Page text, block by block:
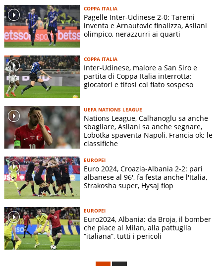
COPPA ITALIA
Pagelle Inter-Udinese 2-0: Taremi
inventa e Arnautovic finalizza, Asllani
olimpico, nerazzurri ai quarti
COPPA ITALIA
Inter-Udinese, malore a San Siro e
partita di Coppa Italia interrotta:
giocatori e tifosi col fiato sospeso
UEFA NATIONS LEAGUE
Nations League, Calhanoglu sa anche
sbagliare, Asllani sa anche segnare,
Lobotka spaventa Napoli, Francia ok: le
classifiche
EUROPEI
Euro 2024, Croazia-Albania 2-2: pari
albanese al 96', fa festa anche l'Italia,
Strakosha super, Hysaj flop
EUROPEI
Euro2024, Albania: da Broja, il bomber
che piace al Milan, alla pattuglia
“italiana”, tutti i pericoli